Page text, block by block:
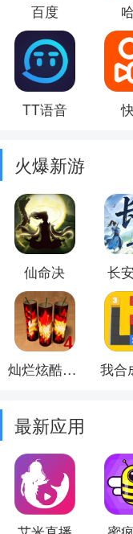
百度
TT语音
火爆新游
仙命决 长
灿烂炫酷模拟器 我合
最新应用